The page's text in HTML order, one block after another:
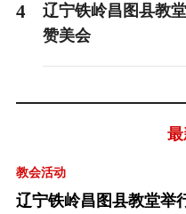
4
辽宁铁岭昌图县教
赞美会
教会活动
辽宁铁岭昌图县教堂举